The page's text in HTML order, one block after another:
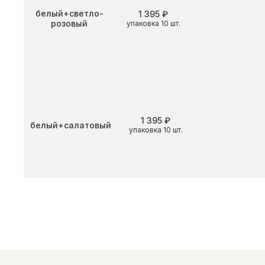
Цвет
белый+светло-
розовый
упаковка 10 шт.
1 395 ₽
Цвет
белый+салатовый упаковка 10 шт.
1 395 ₽